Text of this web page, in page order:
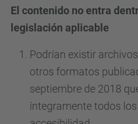
El contenido no entra
legislación aplicable
Podrían existir
otros formatos
septiembre de 2018
íntegramente todos